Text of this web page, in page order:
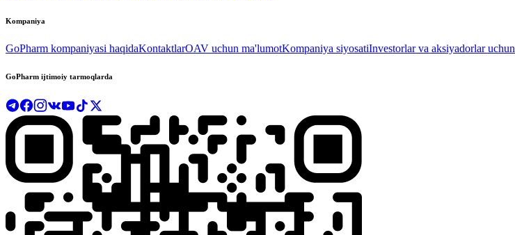
Kompaniya
GoPharm kompaniyasi haqidaKontaktlarOAV uchun ma'lumotKompaniya siyosatiInvestorlar va aksiyadorlar uchun
GoPharm ijtimoiy tarmoqlarda